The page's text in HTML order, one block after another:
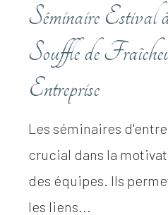
Séminaire
Souffle de
Entreprise
Les séminaires
crucial dans la
des équipes. Ils
les liens...